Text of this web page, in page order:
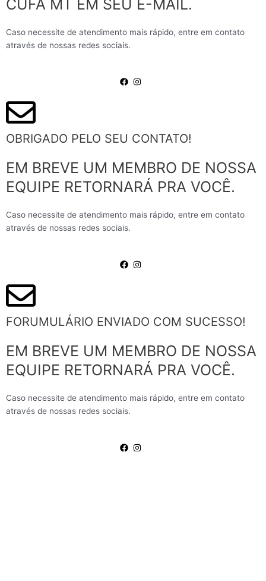
CUFA MT EM SEU E-MAIL.
Caso necessite de atendimento mais rápido, entre em contato
através de nossas redes sociais.
OBRIGADO PELO SEU CONTATO!
EM BREVE UM MEMBRO DE NOSSA
EQUIPE RETORNARÁ PRA VOCÊ.
Caso necessite de atendimento mais rápido, entre em contato
através de nossas redes sociais.
FORUMULÁRIO ENVIADO COM SUCESSO!
EM BREVE UM MEMBRO DE NOSSA
EQUIPE RETORNARÁ PRA VOCÊ.
Caso necessite de atendimento mais rápido, entre em contato
através de nossas redes sociais.